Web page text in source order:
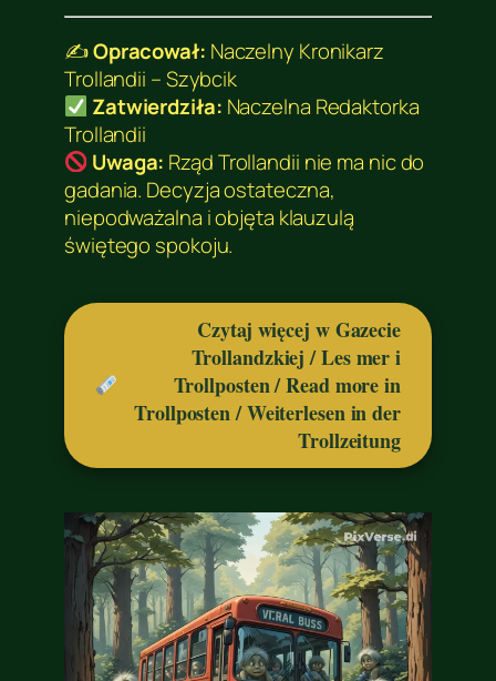
✍️Opracował: Naczelny Kronikarz
Trollandii – Szybcik
Zatwierdziła: Naczelna Redaktorka
Trollandii
Uwaga: Rząd Trollandii nie ma nic do
gadania. Decyzja ostateczna,
niepodważalna i objęta klauzulą
świętego spokoju.
Czytaj więcej w Gazecie
Trollandzkiej / Les mer i
Trollposten / Read more in
Trollposten / Weiterlesen in der
Trollzeitung